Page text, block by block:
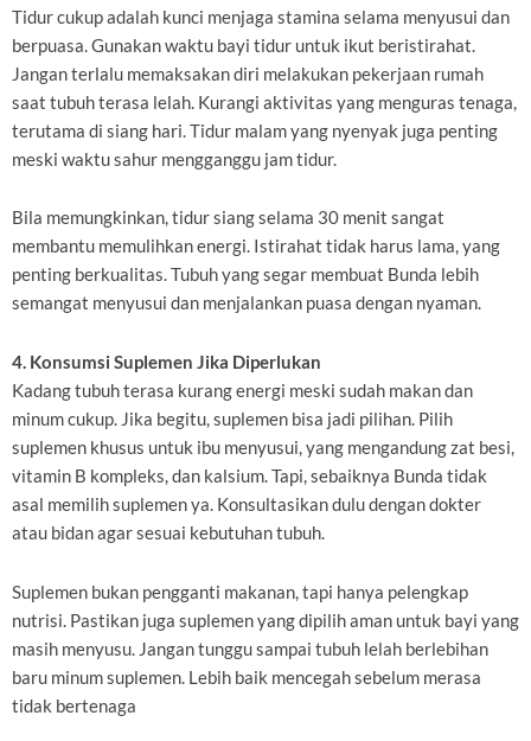
Tidur cukup adalah kunci menjaga stamina selama menyusui dan
berpuasa. Gunakan waktu bayi tidur untuk ikut beristirahat.
Jangan terlalu memaksakan diri melakukan pekerjaan rumah
saat tubuh terasa lelah. Kurangi aktivitas yang menguras tenaga,
terutama di siang hari. Tidur malam yang nyenyak juga penting
meski waktu sahur mengganggu jam tidur.
Bila memungkinkan, tidur siang selama 30 menit sangat
membantu memulihkan energi. Istirahat tidak harus lama, yang
penting berkualitas. Tubuh yang segar membuat Bunda lebih
semangat menyusui dan menjalankan puasa dengan nyaman.
4. Konsumsi Suplemen Jika Diperlukan
Kadang tubuh terasa kurang energi meski sudah makan dan
minum cukup. Jika begitu, suplemen bisa jadi pilihan. Pilih
suplemen khusus untuk ibu menyusui, yang mengandung zat besi,
vitamin B kompleks, dan kalsium. Tapi, sebaiknya Bunda tidak
asal memilih suplemen ya. Konsultasikan dulu dengan dokter
atau bidan agar sesuai kebutuhan tubuh.
Suplemen bukan pengganti makanan, tapi hanya pelengkap
nutrisi. Pastikan juga suplemen yang dipilih aman untuk bayi yang
masih menyusu. Jangan tunggu sampai tubuh lelah berlebihan
baru minum suplemen. Lebih baik mencegah sebelum merasa
tidak bertenaga